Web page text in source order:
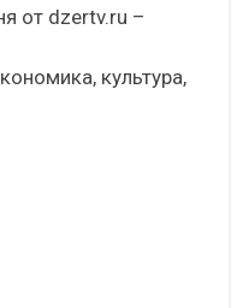
от dzertv.ru –
культура,